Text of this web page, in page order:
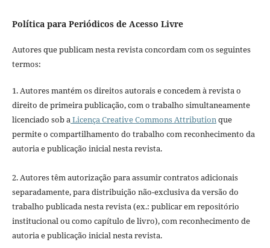
Política para Periódicos de Acesso Livre
Autores que publicam nesta revista concordam com os seguintes
termos:
1. Autores mantém os direitos autorais e concedem à revista o
direito de primeira publicação, com o trabalho simultaneamente
licenciado sob aLicença Creative Commons Attributionque
permite o compartilhamento do trabalho com reconhecimento da
autoria e publicação inicial nesta revista.
2. Autores têm autorização para assumir contratos adicionais
separadamente, para distribuição não-exclusiva da versão do
trabalho publicada nesta revista (ex.: publicar em repositório
institucional ou como capítulo de livro), com reconhecimento de
autoria e publicação inicial nesta revista.